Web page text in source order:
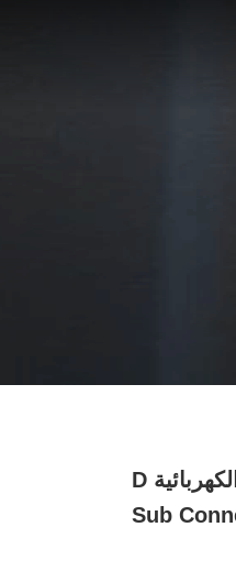
المقابس الصناعية للمساكن المقابس الكهربائية D
Sub